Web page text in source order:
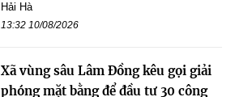
Hải Hà
13:32 10/08/2026
Xã vùng sâu Lâm Đồng kêu gọi giải
phóng mặt bằng để đầu tư 30 công